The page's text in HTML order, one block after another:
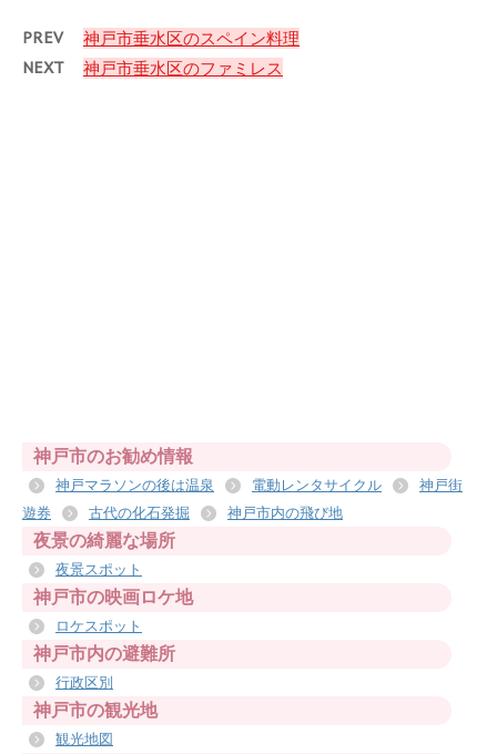
PREV 神戸市垂水区のスペイン料理
NEXT 神戸市垂水区のファミレス
神戸市のお勧め情報
神戸マラソンの後は温泉 電動レンタサイクル
神戸街
遊券
古代の化石発掘 神戸市内の飛び地
夜景の綺麗な場所
夜景スポット
神戸市の映画ロケ地
ロケスポット
神戸市内の避難所
行政区別
神戸市の観光地
観光地図